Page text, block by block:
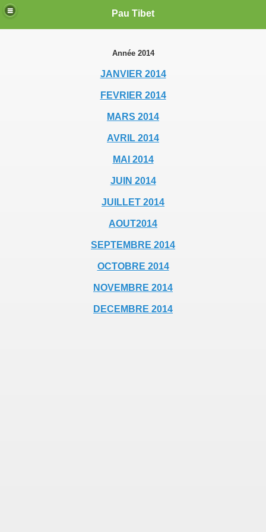
Pau Tibet
Année 2014
JANVIER 2014
FEVRIER 2014
MARS 2014
AVRIL 2014
MAI 2014
JUIN 2014
JUILLET 2014
AOUT2014
SEPTEMBRE 2014
OCTOBRE 2014
NOVEMBRE 2014
DECEMBRE 2014